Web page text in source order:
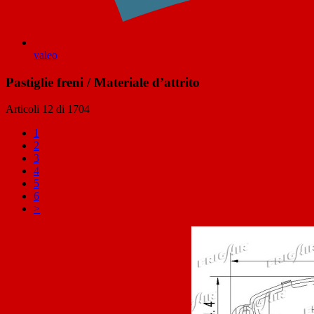
valeo
Pastiglie freni / Materiale d’attrito
Articoli 12 di 1704
1
2
3
4
5
6
>